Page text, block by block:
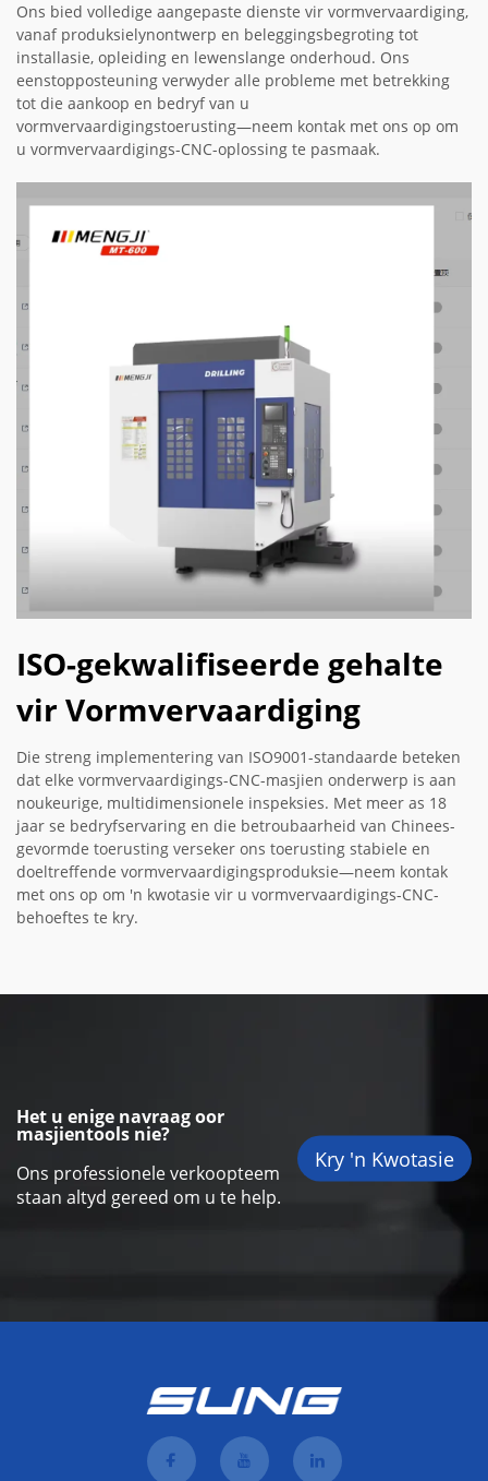
Ons bied volledige aangepaste dienste vir vormvervaardiging,
vanaf produksielynontwerp en beleggingsbegroting tot
installasie, opleiding en lewenslange onderhoud. Ons
eenstopposteuning verwyder alle probleme met betrekking
tot die aankoop en bedryf van u
vormvervaardigingstoerusting—neem kontak met ons op om
u vormvervaardigings-CNC-oplossing te pasmaak.
ISO-gekwalifiseerde gehalte
vir Vormvervaardiging
Die streng implementering van ISO9001-standaarde beteken
dat elke vormvervaardigings-CNC-masjien onderwerp is aan
noukeurige, multidimensionele inspeksies. Met meer as 18
jaar se bedryfservaring en die betroubaarheid van Chinees-
gevormde toerusting verseker ons toerusting stabiele en
doeltreffende vormvervaardigingsproduksie—neem kontak
met ons op om 'n kwotasie vir u vormvervaardigings-CNC-
behoeftes te kry.
Het u enige navraag oor
masjientools nie?
Ons professionele verkoopteem
staan altyd gereed om u te help.
Kry 'n Kwotasie